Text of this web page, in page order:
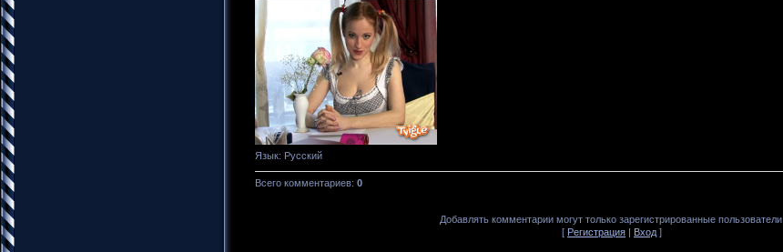
Язык: Русский
Всего комментариев: 0
Добавлять комментарии могут только зарегистрированные пользователи.
[ Регистрация | Вход ]